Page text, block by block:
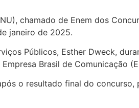
chamado de Enem dos
janeiro de 2025.
Públicos, Esther Dweck,
Brasil de Comunicação
o resultado final do